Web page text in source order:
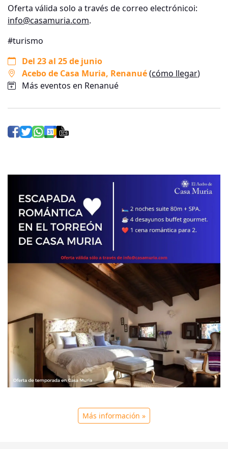
Oferta válida solo a través de correo electrónicoi:
info@casamuria.com.
#turismo
Del 23 al 25 de junio
Acebo de Casa Muria, Renanué(cómo llegar)
Más eventos en Renanué
Más información »